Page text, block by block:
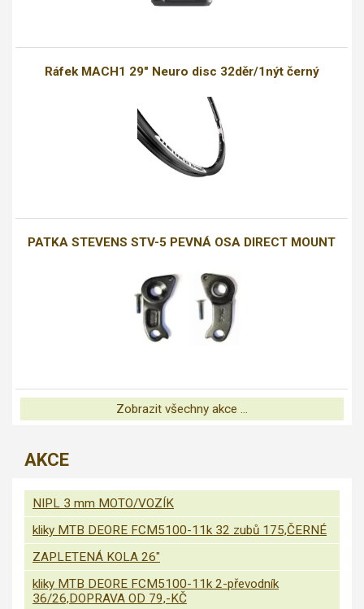
Ráfek MACH1 29" Neuro disc 32děr/1nýt černý
PATKA STEVENS STV-5 PEVNÁ OSA DIRECT MOUNT
Zobrazit všechny akce ...
AKCE
NIPL 3 mm MOTO/VOZÍK
kliky MTB DEORE FCM5100-11k 32 zubů 175,ČERNÉ
ZAPLETENÁ KOLA 26"
kliky MTB DEORE FCM5100-11k 2-převodník
36/26,DOPRAVA OD 79,-KČ